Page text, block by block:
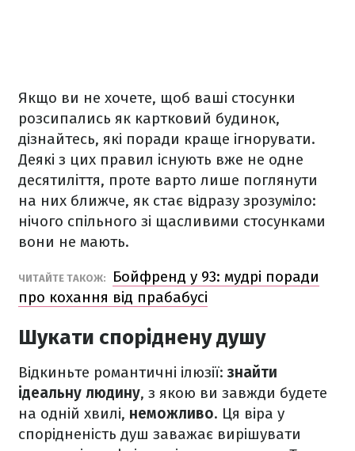
Якщо ви не хочете, щоб ваші стосунки
розсипались як картковий будинок,
дізнайтесь, які поради краще ігнорувати.
Деякі з цих правил існують вже не одне
десятиліття, проте варто лише поглянути
на них ближче, як стає відразу зрозуміло:
нічого спільного зі щасливими стосунками
вони не мають.
ЧИТАЙТЕ ТАКОЖ:
Бойфренд у 93: мудрі поради
про кохання від прабабусі
Шукати споріднену душу
Відкиньте романтичні ілюзії:знайти
ідеальну людину, з якою ви завжди будете
на одній хвилі, неможливо. Ця віра у
спорідненість душ заважає вирішувати